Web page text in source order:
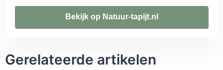
Bekijk op Natuur-tapijt.nl
Gerelateerde artikelen